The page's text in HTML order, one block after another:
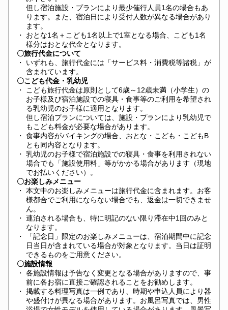
但し宿泊施設・プランにより最少催行人員1名の場合もあ
ります。また、宿泊日により受付人数が異なる場合があり
ます。
・
おとな1名＋こども1名以上で1室となる場合、こども1名
様分はおとな代金となります。
〇旅行代金について
・
いずれも、旅行代金には「サービス料・消費税等諸税」が
含まれています。
〇こども代金・乳幼児
・
こども旅行代金は原則として6歳～12歳未満（小学生）の
お子様及び宿泊施設での寝具・食事等のご利用を希望され
る乳幼児のお子様に適用となります。
但し宿泊プランについては、施設・プランにより乳幼児で
もこども料金が必要な場合があります。
・ 食事内容がバイキングの場合、おとな・こども・こどもB
とも同内容となります。
・ 乳幼児のお子様で宿泊施設での寝具・食事を利用されない
場合でも「施設使用料」等がかかる場合があります（現地
でお払いください）。
〇お楽しみメニュー
・ 本文中のお楽しみメニューは旅行代金に含まれます。お客
様都合でご利用にならない場合でも、返金は一切できませ
ん。
・ 連泊される場合も、特に明記のない限り滞在中1回のみと
なります。
・
「記念日」限定のお楽しみメニューは、宿泊期間中に記念
日当日が含まれている場合が対象となります。当日は証明
できるものをご用意ください。
〇施設情報
・ 各施設情報は予告なく変更となる場合がありますので、事
前に各お宿に直接ご確認されることをお勧めします。
・ 掲載する料理写真は一例であり、時期や申込人員により器
や盛付けが異なる場合があります。お風呂写真では、男性